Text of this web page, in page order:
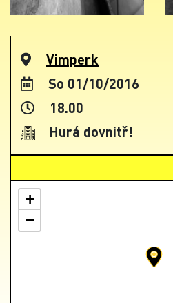
Vimperk
So 01/10/2016
18.00
Hurá dovnitř!
+
−